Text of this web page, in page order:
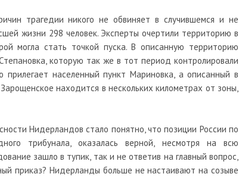
трагедии никого не обвиняет в случившемся и не
жизни 298 человек. Эксперты очертили территорию в
могла стать точкой пуска. В описанную территорию
которую так же в тот период контролировали
населенный пункт Мариновка, а описанный в
находится в нескольких километрах от зоны,
Нидерландов стало понятно, что позиции России по
трибунала, оказалась верной, несмотря на всю
зашло в тупик, так и не ответив на главный вопрос,
приказ? Нидерланды больше не настаивают на созыве